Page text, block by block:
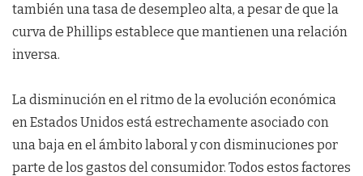
también una tasa de desempleo alta, a pesar de que la
curva de Phillips establece que mantienen una relación
inversa.
La disminución en el ritmo de la evolución económica
en Estados Unidos está estrechamente asociado con
una baja en el ámbito laboral y con disminuciones por
parte de los gastos del consumidor. Todos estos factores